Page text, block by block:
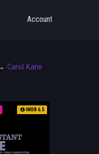
Account
Carol Kane
IMDB 6.5